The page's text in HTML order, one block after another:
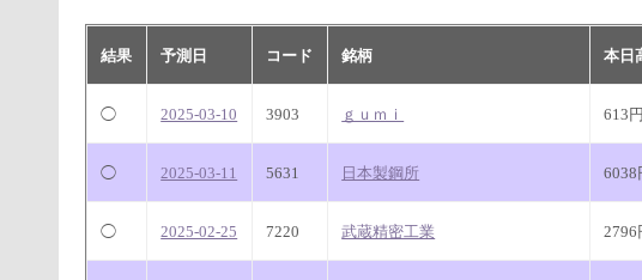
結果 予測日 コード 銘柄 本日
◯ 2025-03-10 3903 ｇｕｍｉ 613円
◯ 2025-03-11 5631 日本製鋼所 6038
◯ 2025-02-25 7220 武蔵精密工業 2796